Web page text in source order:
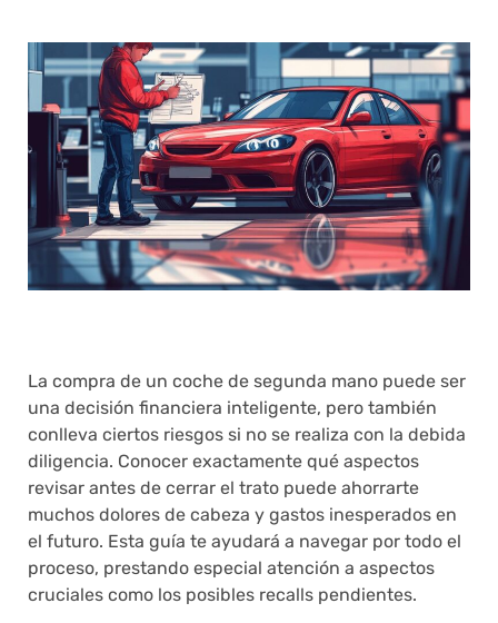
La compra de un coche de segunda mano puede ser
una decisión financiera inteligente, pero también
conlleva ciertos riesgos si no se realiza con la debida
diligencia. Conocer exactamente qué aspectos
revisar antes de cerrar el trato puede ahorrarte
muchos dolores de cabeza y gastos inesperados en
el futuro. Esta guía te ayudará a navegar por todo el
proceso, prestando especial atención a aspectos
cruciales como los posibles recalls pendientes.